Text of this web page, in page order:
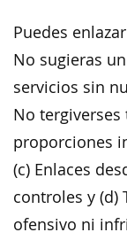
Puedes
No sugieras
servicios sin
No
proporciones
(c) Enlaces
controles y (d)
ofensivo ni